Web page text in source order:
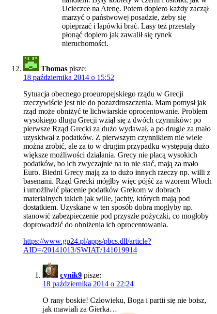
Ucieczce na Atenę. Potem dopiero każdy zaczął
marzyć o państwowej posadzie, żeby się
opieprzać i łapówki brać. Lasy też przestały
płonąć dopiero jak zawalił się rynek
nieruchomości.
Thomas pisze:
18 października 2014 o 15:52
Sytuacja obecnego proeuropejskiego rządu w Grecji
rzeczywiście jest nie do pozazdroszczenia. Mam pomysł jak
rząd może obniżyć te lichwiarskie oprocentowanie. Problem
wysokiego długu Grecji wziął się z dwóch czynników: po
pierwsze Rząd Grecki za dużo wydawał, a po drugie za mało
uzyskiwał z podatków. Z pierwszym czynnikiem nie wiele
można zrobić, ale za to w drugim przypadku występują dużo
większe możliwości działania. Grecy nie płacą wysokich
podatków, bo ich zwyczajnie na to nie stać, mają za mało
Euro. Biedni Grecy mają za to dużo innych rzeczy np. willi z
basenami. Rząd Grecki mógłby więc pójść za wzorem Włoch
i umożliwić płacenie podatków Grekom w dobrach
materialnych takich jak wille, jachty, których mają pod
dostatkiem. Uzyskane w ten sposób dobra mogłyby np.
stanowić zabezpieczenie pod przyszłe pożyczki, co mogłoby
doprowadzić do obniżenia ich oprocentowania.
https://www.gp24.pl/apps/pbcs.dll/article?
AID=/20141013/SWIAT/141019914
cynik9 pisze:
18 października 2014 o 22:24
O rany boskie! Człowieku, Boga i partii się nie boisz,
jak mawiali za Gierka…